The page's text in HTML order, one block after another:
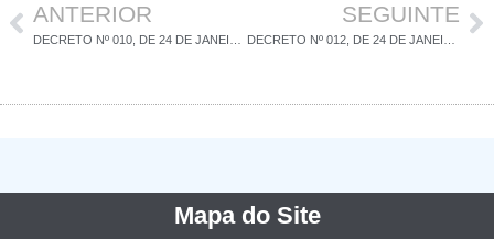
ANTERIOR SEGUINTE
Mapa do Site